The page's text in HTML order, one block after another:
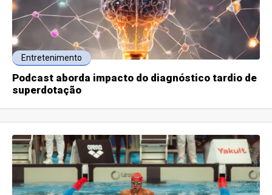
Entretenimento
Podcast aborda impacto do diagnóstico tardio de
superdotação